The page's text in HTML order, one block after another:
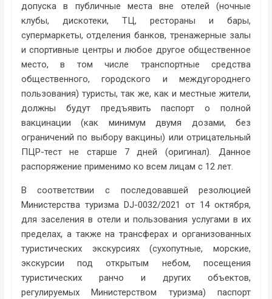
допуска в публичные места вне отелей (ночные
клубы, дискотеки, ТЦ, рестораны и бары,
супермаркеты, отделения банков, тренажерные залы
и спортивные центры и любое другое общественное
место, в том числе транспортные средства
общественного, городского и междугороднего
пользования) туристы, так же, как и местные жители,
должны будут предъявить паспорт о полной
вакцинации (как минимум двумя дозами, без
ограничений по выбору вакцины) или отрицательный
ПЦР-тест не старше 7 дней (оригинал). Данное
распоряжение применимо ко всем лицам с 12 лет.
В соответствии с последовавшей резолюцией
Министерства туризма DJ-0032/2021 от 14 октября,
для заселения в отели и пользования услугами в их
пределах, а также на трансферах и организованных
туристических экскурсиях (сухопутные, морские,
экскурсии под открытым небом, посещения
туристических ранчо и других объектов,
регулируемых Министерством туризма) паспорт